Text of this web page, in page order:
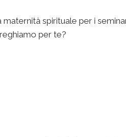
spirituale per i
per te?